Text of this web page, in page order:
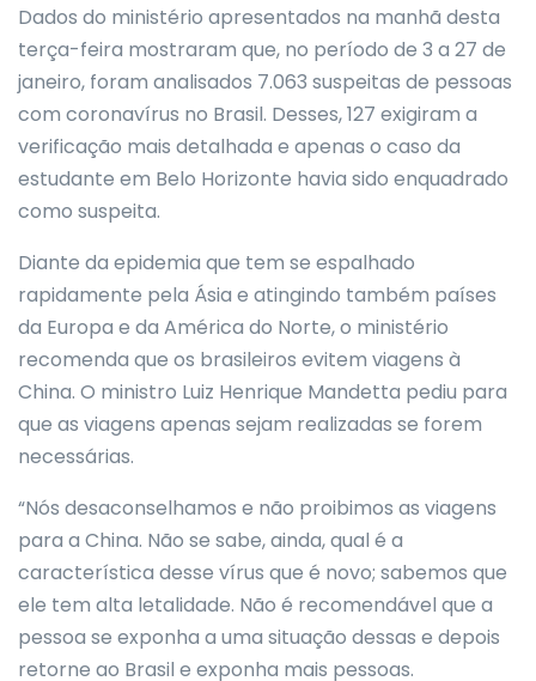
Dados do ministério apresentados na manhã desta
terça-feira mostraram que, no período de 3 a 27 de
janeiro, foram analisados 7.063 suspeitas de pessoas
com coronavírus no Brasil. Desses, 127 exigiram a
verificação mais detalhada e apenas o caso da
estudante em Belo Horizonte havia sido enquadrado
como suspeita.
Diante da epidemia que tem se espalhado
rapidamente pela Ásia e atingindo também países
da Europa e da América do Norte, o ministério
recomenda que os brasileiros evitem viagens à
China. O ministro Luiz Henrique Mandetta pediu para
que as viagens apenas sejam realizadas se forem
necessárias.
“Nós desaconselhamos e não proibimos as viagens
para a China. Não se sabe, ainda, qual é a
característica desse vírus que é novo; sabemos que
ele tem alta letalidade. Não é recomendável que a
pessoa se exponha a uma situação dessas e depois
retorne ao Brasil e exponha mais pessoas.